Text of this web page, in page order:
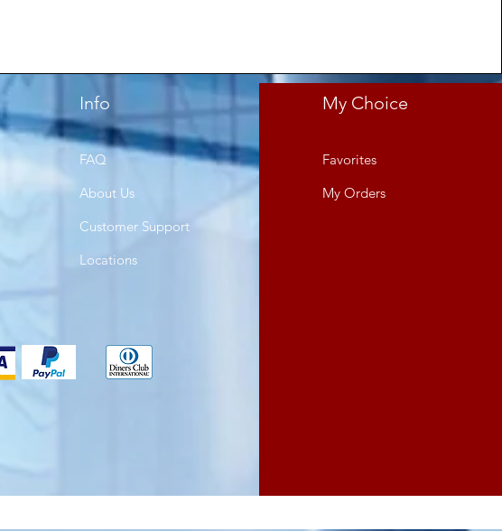
Info
FAQ
About Us
Customer Support
Locations
My Choice
Favorites
My Orders